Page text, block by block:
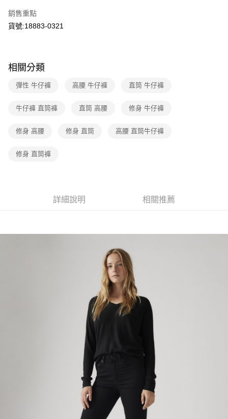
台灣樂天信用卡公司
大哥付你分期
2.付款方式選擇「大哥付你分期」，訂單成立後會自動跳轉到大哥付的交易
成交易。
4.訂單成立30分鐘內，如未前往確認交易或遇審核未通過，訂單將自動取
【繳款方式說明】
醒簡訊。
1.本服務係由「台灣大哥大股份有限公司」（以下簡稱本公司）所提供，讓
資料（包含姓名、電話或地址）提供予台灣大哥大進項蒐集、處理及利用，
3.完整用戶服務條款，請詳閱以下連結：https://oppay.tw/userRule
運送方式
全家取貨付款
付款後全家取貨
每筆NT$70，滿NT$1,000(含以上)免運費
每筆NT$70，滿NT$1,000(含以上)免運費
每筆NT$100，滿NT$1,000(含以上)免運費
銷售重點
貨號:18883-0321
相關分類
彈性 牛仔褲 高腰 牛仔褲 直筒 牛仔褲
牛仔褲 直筒褲 直筒 高腰 修身 牛仔褲
修身 高腰 修身 直筒 高腰 直筒牛仔褲
修身 直筒褲
詳細說明 相關推薦